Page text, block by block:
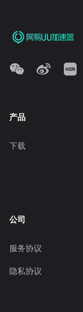
产品
下载
公司
服务协议
隐私协议